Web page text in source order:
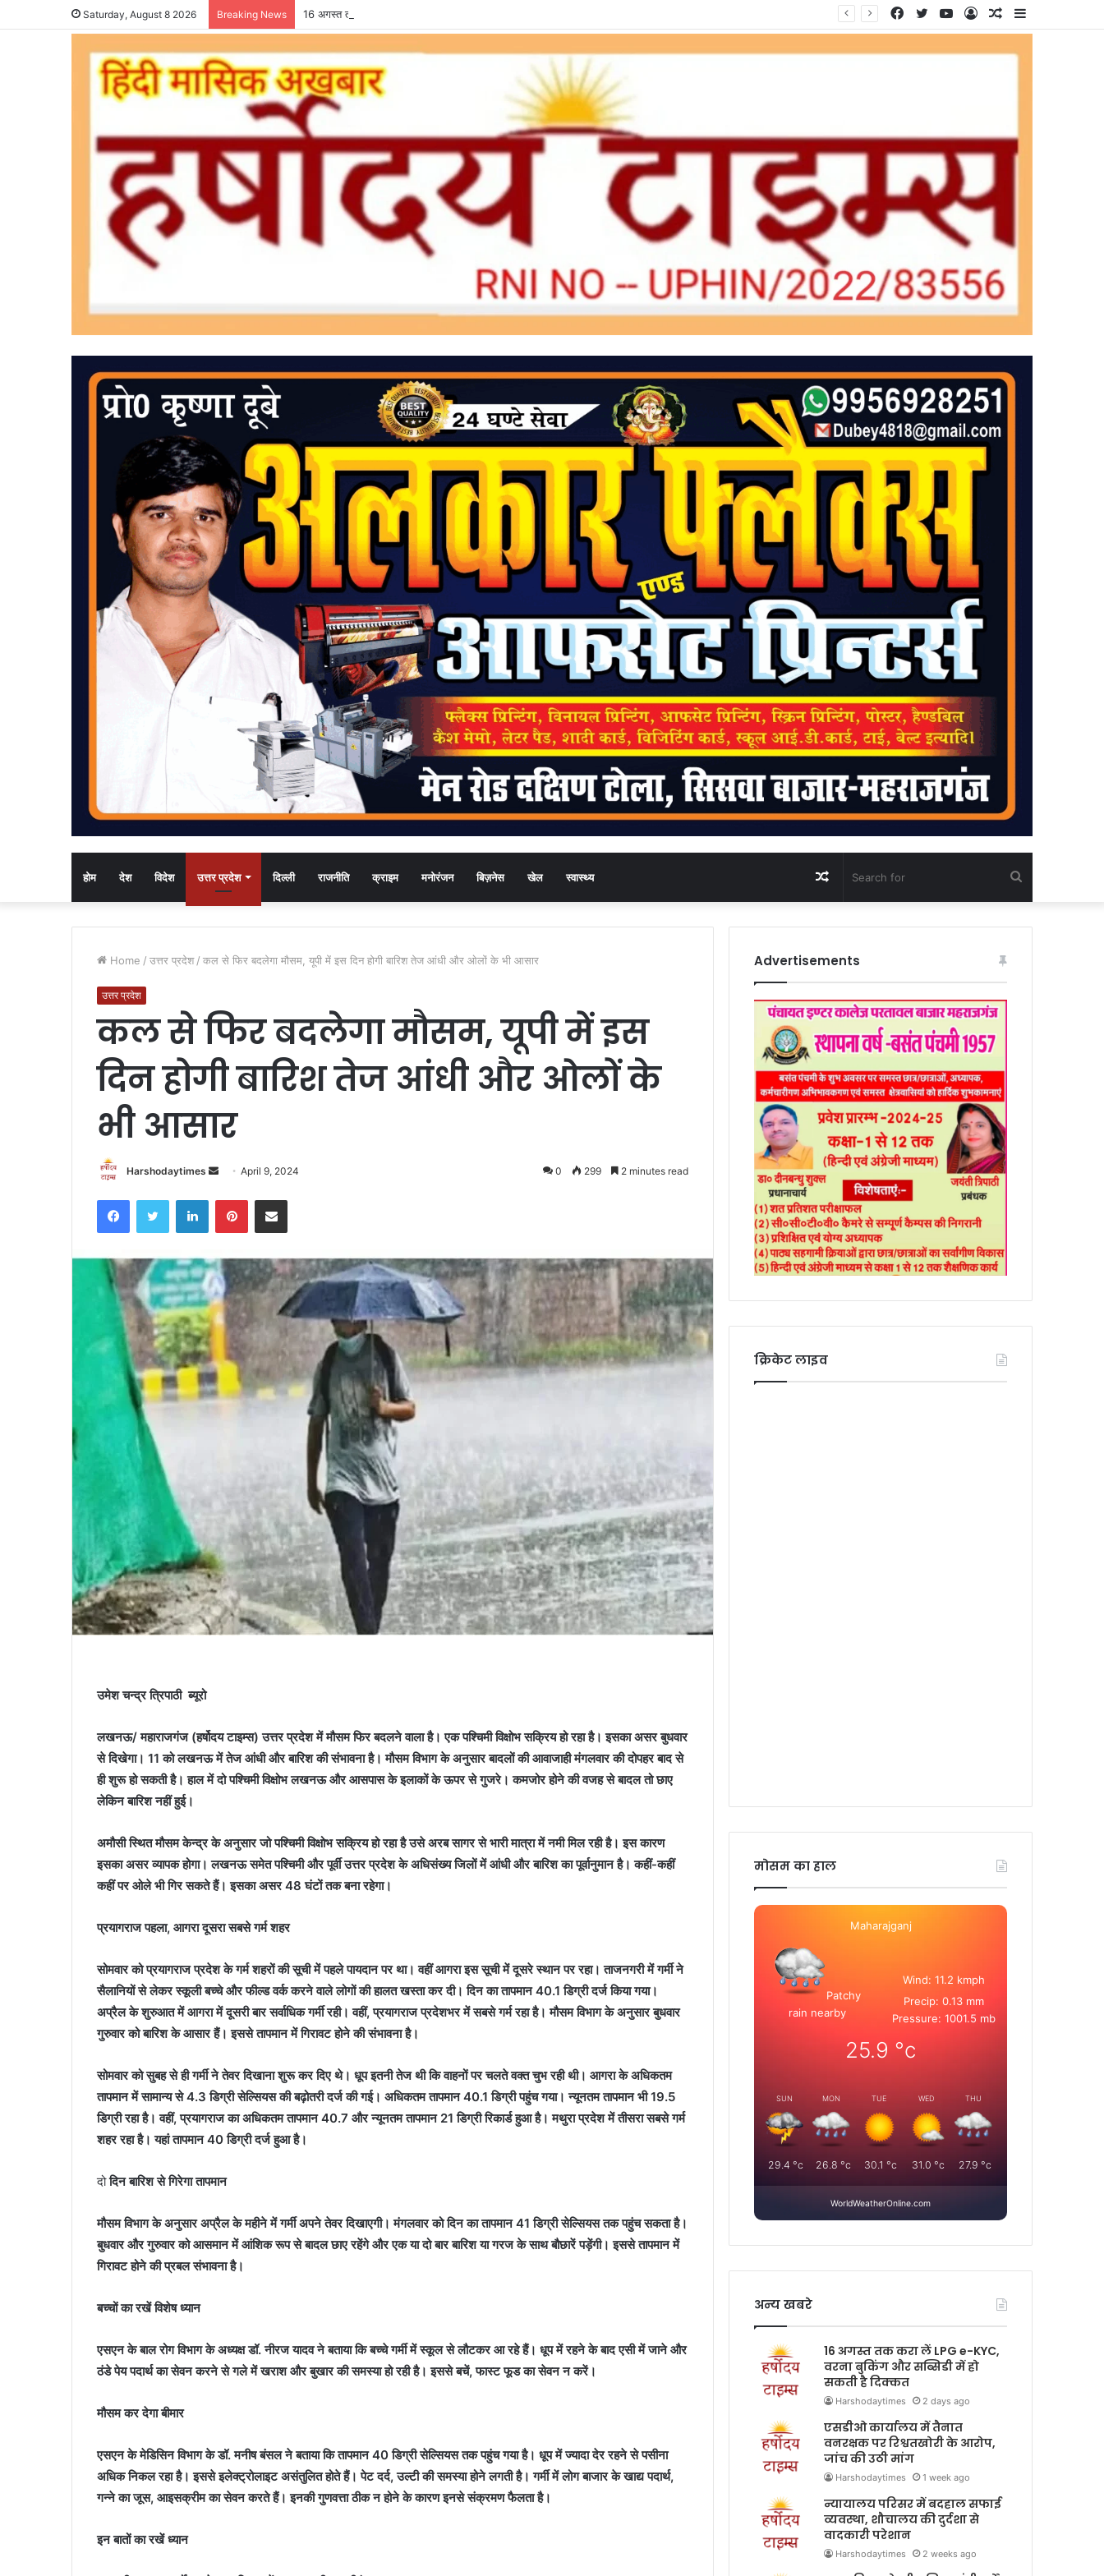
Saturday, August 8 2026 Breaking News 16 अगस्त तक करा लें LPG e-KYC, वरना बुकिंग और सब्सिडी में हो सकती है दिक्कत Sidebar
Random
Log
YouTube
Twitter
Facebook
होम देश विदेश उत्तर प्रदेश दिल्ली राजनीति क्राइम मनोरंजन बिज़नेस खेल स्वास्थ्य
for
Random
Article
Home / उत्तर प्रदेश / कल से फिर बदलेगा मौसम, यूपी में इस दिन होगी बारिश तेज आंधी और ओलों के भी आसार
उत्तर प्रदेश
कल से फिर बदलेगा मौसम, यूपी में इस
दिन होगी बारिश तेज आंधी और ओलों के
भी आसार
Harshodaytimes
Send
email
April 9, 2024 0 299 2 minutes read
FacebookTwitter LinkedInPinterestShare via Email
उमेश चन्द्र त्रिपाठी ब्यूरो
लखनऊ/ महाराजगंज (हर्षोदय टाइम्स) उत्तर प्रदेश में मौसम फिर बदलने वाला है। एक पश्चिमी विक्षोभ सक्रिय हो रहा है। इसका असर बुधवार
से दिखेगा। 11 को लखनऊ में तेज आंधी और बारिश की संभावना है। मौसम विभाग के अनुसार बादलों की आवाजाही मंगलवार की दोपहर बाद से
ही शुरू हो सकती है। हाल में दो पश्चिमी विक्षोभ लखनऊ और आसपास के इलाकों के ऊपर से गुजरे। कमजोर होने की वजह से बादल तो छाए
लेकिन बारिश नहीं हुई।
अमौसी स्थित मौसम केन्द्र के अनुसार जो पश्चिमी विक्षोभ सक्रिय हो रहा है उसे अरब सागर से भारी मात्रा में नमी मिल रही है। इस कारण
इसका असर व्यापक होगा। लखनऊ समेत पश्चिमी और पूर्वी उत्तर प्रदेश के अधिसंख्य जिलों में आंधी और बारिश का पूर्वानुमान है। कहीं-कहीं
कहीं पर ओले भी गिर सकते हैं। इसका असर 48 घंटों तक बना रहेगा।
प्रयागराज पहला, आगरा दूसरा सबसे गर्म शहर
सोमवार को प्रयागराज प्रदेश के गर्म शहरों की सूची में पहले पायदान पर था। वहीं आगरा इस सूची में दूसरे स्थान पर रहा। ताजनगरी में गर्मी ने
सैलानियों से लेकर स्कूली बच्चे और फील्ड वर्क करने वाले लोगों की हालत खस्ता कर दी। दिन का तापमान 40.1 डिग्री दर्ज किया गया।
अप्रैल के शुरुआत में आगरा में दूसरी बार सर्वाधिक गर्मी रही। वहीं, प्रयागराज प्रदेशभर में सबसे गर्म रहा है। मौसम विभाग के अनुसार बुधवार
गुरुवार को बारिश के आसार हैं। इससे तापमान में गिरावट होने की संभावना है।
सोमवार को सुबह से ही गर्मी ने तेवर दिखाना शुरू कर दिए थे। धूप इतनी तेज थी कि वाहनों पर चलते वक्त चुभ रही थी। आगरा के अधिकतम
तापमान में सामान्य से 4.3 डिग्री सेल्सियस की बढ़ोतरी दर्ज की गई। अधिकतम तापमान 40.1 डिग्री पहुंच गया। न्यूनतम तापमान भी 19.5
डिग्री रहा है। वहीं, प्रयागराज का अधिकतम तापमान 40.7 और न्यूनतम तापमान 21 डिग्री रिकार्ड हुआ है। मथुरा प्रदेश में तीसरा सबसे गर्म
शहर रहा है। यहां तापमान 40 डिग्री दर्ज हुआ है।
दोदिन बारिश से गिरेगा तापमान
मौसम विभाग के अनुसार अप्रैल के महीने में गर्मी अपने तेवर दिखाएगी। मंगलवार को दिन का तापमान 41 डिग्री सेल्सियस तक पहुंच सकता है।
बुधवार और गुरुवार को आसमान में आंशिक रूप से बादल छाए रहेंगे और एक या दो बार बारिश या गरज के साथ बौछारें पड़ेंगी। इससे तापमान में
गिरावट होने की प्रबल संभावना है।
बच्चों का रखें विशेष ध्यान
एसएन के बाल रोग विभाग के अध्यक्ष डॉ. नीरज यादव ने बताया कि बच्चे गर्मी में स्कूल से लौटकर आ रहे हैं। धूप में रहने के बाद एसी में जाने और
ठंडे पेय पदार्थ का सेवन करने से गले में खराश और बुखार की समस्या हो रही है। इससे बचें, फास्ट फूड का सेवन न करें।
मौसम कर देगा बीमार
एसएन के मेडिसिन विभाग के डॉ. मनीष बंसल ने बताया कि तापमान 40 डिग्री सेल्सियस तक पहुंच गया है। धूप में ज्यादा देर रहने से पसीना
अधिक निकल रहा है। इससे इलेक्ट्रोलाइट असंतुलित होते हैं। पेट दर्द, उल्टी की समस्या होने लगती है। गर्मी में लोग बाजार के खाद्य पदार्थ,
गन्ने का जूस, आइसक्रीम का सेवन करते हैं। इनकी गुणवत्ता ठीक न होने के कारण इनसे संक्रमण फैलता है।
इन बातों का रखें ध्यान
Advertisements
क्रिकेट लाइव
मोसम का हाल
Maharajganj
Patchy
rain nearby
Wind: 11.2 kmph
Precip: 0.13 mm
Pressure: 1001.5 mb
25.9 °c
SUN
29.4 °c
MON
26.8 °c
TUE
30.1 °c
WED
31.0 °c
THU
27.9 °c
WorldWeatherOnline.com
अन्य खबरे
16 अगस्त तक करा लें LPG e-KYC,
वरना बुकिंग और सब्सिडी में हो
सकती है दिक्कत
Harshodaytimes 2 days ago
एसडीओ कार्यालय में तैनात
वनरक्षक पर रिश्वतखोरी के आरोप,
जांच की उठी मांग
Harshodaytimes 1 week ago
न्यायालय परिसर में बदहाल सफाई
व्यवस्था, शौचालय की दुर्दशा से
वादकारी परेशान
Harshodaytimes 2 weeks ago